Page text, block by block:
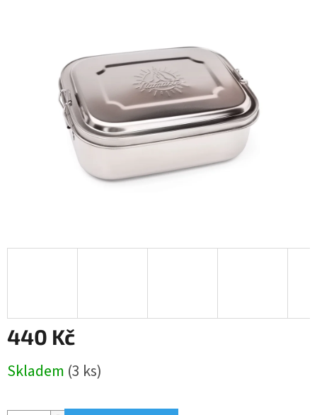
440 Kč
cena:
Skladem (3 ks)